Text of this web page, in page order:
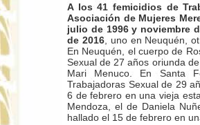
A los 41 femicidios de
Asociación de Mujeres
julio de 1996 y noviembre
de 2016, uno en Neuquén,
En Neuquén, el cuerpo de
Sexual de 27 años oriunda
Mari Menuco. En Santa
Trabajadoras Sexual de 29
6 de febrero en una vieja
Mendoza, el de Daniela
hallado el 15 de febrero en